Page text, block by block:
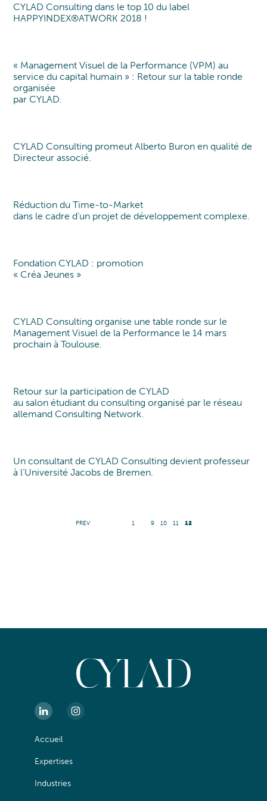
Label
CYLAD Consulting dans le top 10 du label
HAPPYINDEX®ATWORK 2018 !
Table Ronde
« Management Visuel de la Performance (VPM) au
service du capital humain » : Retour sur la table ronde
organisée
par CYLAD.
Promotion
CYLAD Consulting promeut Alberto Buron en qualité de
Directeur associé.
Mission client
Réduction du Time-to-Market
dans le cadre d’un projet de développement complexe.
CYLAD Fondation
Fondation CYLAD : promotion
« Créa Jeunes »
Table Ronde
CYLAD Consulting organise une table ronde sur le
Management Visuel de la Performance le 14 mars
prochain à Toulouse.
Etudiants
Retour sur la participation de CYLAD
au salon étudiant du consulting organisé par le réseau
allemand Consulting Network.
Nos consultants
Un consultant de CYLAD Consulting devient professeur
à l’Université Jacobs de Bremen.
PREV 1 9 10 11 12
Accueil
Expertises
Industries